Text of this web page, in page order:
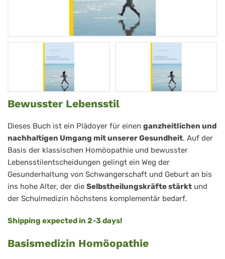
Gesunde
Rebellion
Bewusster Lebensstil
Dieses Buch ist ein Plädoyer für einen ganzheitlichen und
nachhaltigen Umgang mit unserer Gesundheit. Auf der
Basis der klassischen Homöopathie und bewusster
Lebensstilentscheidungen gelingt ein Weg der
Gesunderhaltung von Schwangerschaft und Geburt an bis
ins hohe Alter, der die Selbstheilungskräfte stärkt und
der Schulmedizin höchstens komplementär bedarf.
Shipping expected in 2-3 days!
Basismedizin Homöopathie